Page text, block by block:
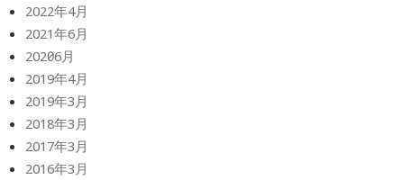
2022年4月
2021年6月
2020年6月
2019年4月
2019年3月
2018年3月
2017年3月
2016年3月